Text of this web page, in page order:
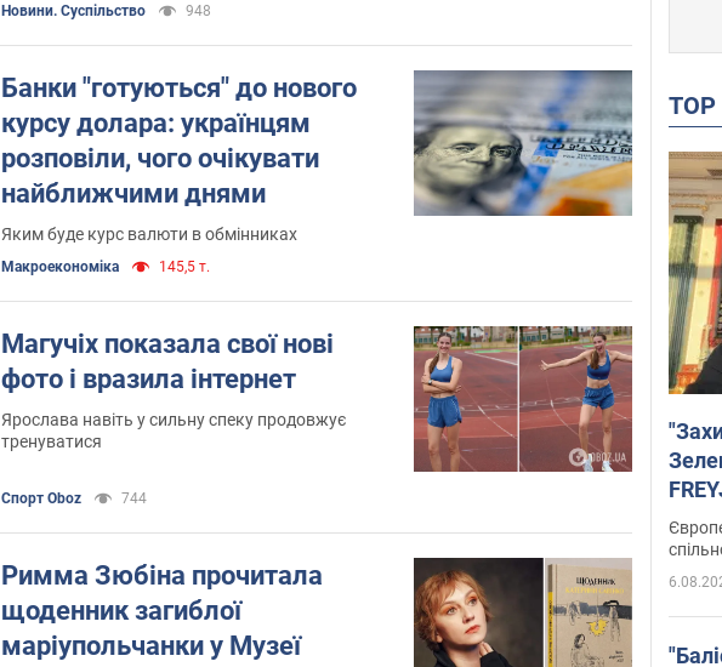
Новини. Суспільство 948
Банки "готуються" до нового
курсу долара: українцям
розповіли, чого очікувати
найближчими днями
Яким буде курс валюти в обмінниках
Mакроекономіка 145,5 т.
Магучіх показала свої нові
фото і вразила інтернет
Ярослава навіть у сильну спеку продовжує
тренуватися
Спорт Oboz 744
Римма Зюбіна прочитала
щоденник загиблої
маріупольчанки у Музеї